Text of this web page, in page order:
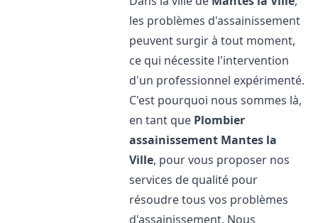
les problèmes d'assainissement
peuvent surgir à tout moment,
ce qui nécessite l'intervention
d'un professionnel expérimenté.
C'est pourquoi nous sommes là,
en tant que Plombier
assainissement Mantes la
Ville, pour vous proposer nos
services de qualité pour
résoudre tous vos problèmes
d'assainissement. Nous